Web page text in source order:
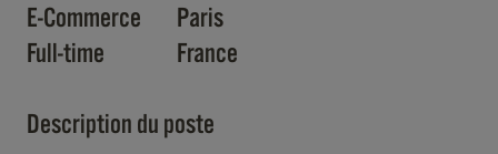
E-Commerce
Paris
Full-time
France
Description du poste